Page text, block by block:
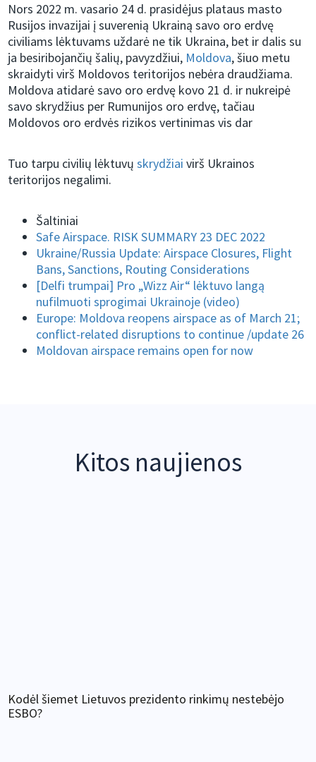
Nors 2022 m. vasario 24 d. prasidėjus plataus masto
Rusijos invazijai į suverenią Ukrainą savo oro erdvę
civiliams lėktuvams uždarė ne tik Ukraina, bet ir dalis su
ja besiribojančių šalių, pavyzdžiui, Moldova, šiuo metu
skraidyti virš Moldovos teritorijos nebėra draudžiama.
Moldova atidarė savo oro erdvę kovo 21 d. ir nukreipė
savo skrydžius per Rumunijos oro erdvę, tačiau
Moldovos oro erdvės rizikos vertinimas vis dar
Tuo tarpu civilių lėktuvųskrydžiai virš Ukrainos
teritorijos negalimi.
Šaltiniai
Safe Airspace. RISK SUMMARY 23 DEC 2022
Ukraine/Russia Update: Airspace Closures, Flight
Bans, Sanctions, Routing Considerations
[Delfi trumpai] Pro „Wizz Air“ lėktuvo langą
nufilmuoti sprogimai Ukrainoje (video)
Europe: Moldova reopens airspace as of March 21;
conflict-related disruptions to continue /update 26
Moldovan airspace remains open for now
Kitos naujienos
Kodėl šiemet Lietuvos prezidento rinkimų nestebėjo
ESBO?